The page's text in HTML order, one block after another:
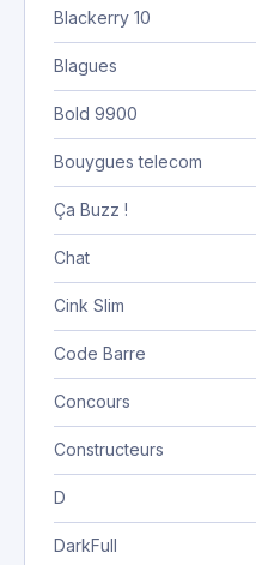
Blackerry 10
Blagues
Bold 9900
Bouygues telecom
Ça Buzz !
Chat
Cink Slim
Code Barre
Concours
Constructeurs
D
DarkFull